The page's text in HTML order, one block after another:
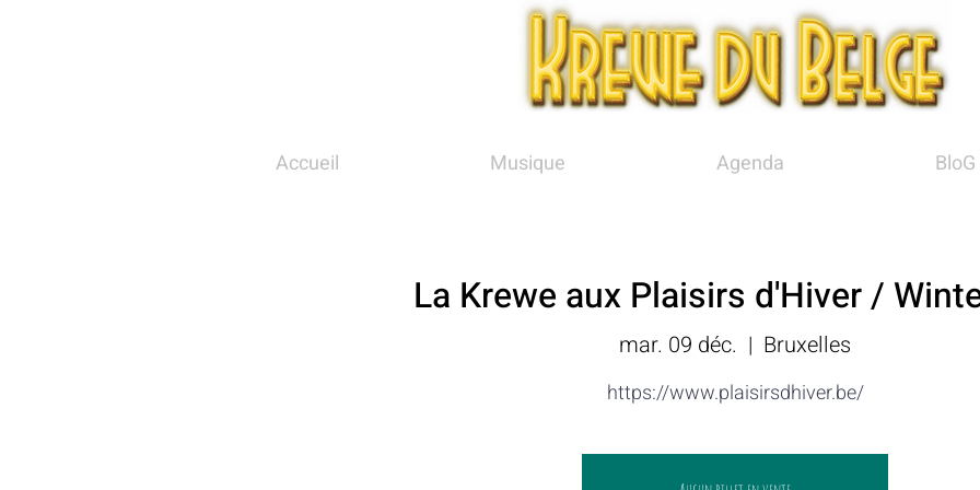
Accueil Musique Agenda BloG
La Krewe aux Plaisirs d'Hiver /
mar. 09 déc.
  |
Bruxelles
https://www.plaisirsdhiver.be/